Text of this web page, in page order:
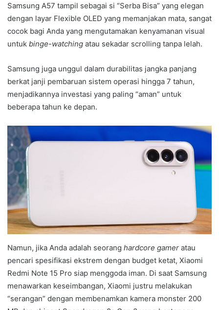
Samsung A57 tampil sebagai si “Serba Bisa” yang elegan
dengan layar Flexible OLED yang memanjakan mata, sangat
cocok bagi Anda yang mengutamakan kenyamanan visual
untuk binge-watching atau sekadar scrolling tanpa lelah.
Samsung juga unggul dalam durabilitas jangka panjang
berkat janji pembaruan sistem operasi hingga 7 tahun,
menjadikannya investasi yang paling “aman” untuk
beberapa tahun ke depan.
Namun, jika Anda adalah seorang hardcore gamer atau
pencari spesifikasi ekstrem dengan budget ketat, Xiaomi
Redmi Note 15 Pro siap menggoda iman. Di saat Samsung
menawarkan keseimbangan, Xiaomi justru melakukan
“serangan” dengan membenamkan kamera monster 200